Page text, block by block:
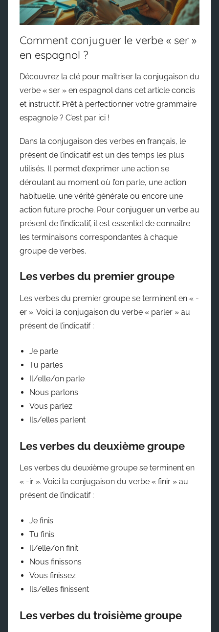
Comment conjuguer le verbe « ser »
en espagnol ?
Découvrez la clé pour maîtriser la conjugaison du
verbe « ser » en espagnol dans cet article concis
et instructif. Prêt à perfectionner votre grammaire
espagnole ? C’est par ici !
Dans la conjugaison des verbes en français, le
présent de l’indicatif est un des temps les plus
utilisés. Il permet d’exprimer une action se
déroulant au moment où l’on parle, une action
habituelle, une vérité générale ou encore une
action future proche. Pour conjuguer un verbe au
présent de l’indicatif, il est essentiel de connaître
les terminaisons correspondantes à chaque
groupe de verbes.
Les verbes du premier groupe
Les verbes du premier groupe se terminent en « -
er ». Voici la conjugaison du verbe « parler » au
présent de l’indicatif :
Je parle
Tu parles
Il/elle/on parle
Nous parlons
Vous parlez
Ils/elles parlent
Les verbes du deuxième groupe
Les verbes du deuxième groupe se terminent en
« -ir ». Voici la conjugaison du verbe « finir » au
présent de l’indicatif :
Je finis
Tu finis
Il/elle/on finit
Nous finissons
Vous finissez
Ils/elles finissent
Les verbes du troisième groupe